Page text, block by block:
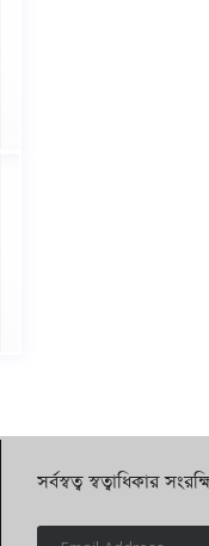
সর্বস্বত্ব স্বত্বাধিকার